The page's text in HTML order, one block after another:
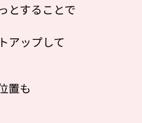
とすることで
アップして
置も